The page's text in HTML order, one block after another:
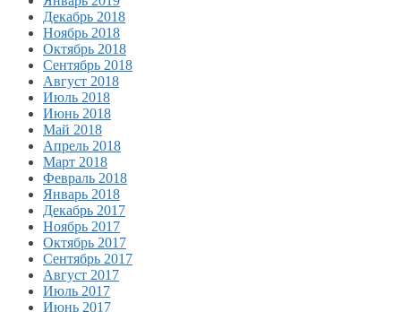
Декабрь 2018
Ноябрь 2018
Октябрь 2018
Сентябрь 2018
Август 2018
Июль 2018
Июнь 2018
Май 2018
Апрель 2018
Март 2018
Февраль 2018
Январь 2018
Декабрь 2017
Ноябрь 2017
Октябрь 2017
Сентябрь 2017
Август 2017
Июль 2017
Июнь 2017